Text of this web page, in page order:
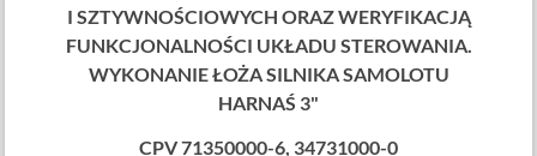
I SZTYWNOŚCIOWYCH ORAZ WERYFIKACJĄ
FUNKCJONALNOŚCI UKŁADU STEROWANIA.
WYKONANIE ŁOŻA SILNIKA SAMOLOTU
HARNAŚ 3"
CPV 71350000-6, 34731000-0